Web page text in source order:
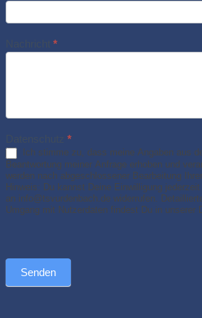
*
*
Ich stimme zu, dass meine Angaben aus
Beantwortung meiner Anfrage erhoben und
werden nach abgeschlossener Bearbeitung
Hinweis: Du kannst Deine Einwilligung
an info@tsvurdenbach.de widerrufen.
Umgang mit Nutzerdaten findest Du in unserer
Senden